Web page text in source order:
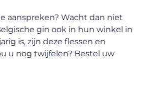
aanspreken? Wacht dan niet
gin ook in hun winkel in
is, zijn deze flessen en
u nog twijfelen? Bestel uw